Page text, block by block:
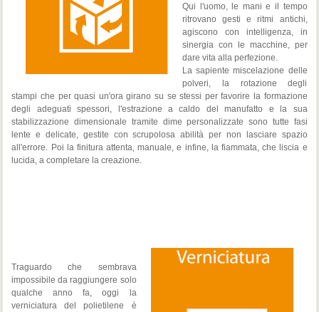
Qui l'uomo, le mani e il tempo
ritrovano gesti e ritmi antichi,
agiscono con intelligenza, in
sinergia con le macchine, per
dare vita alla perfezione.
La sapiente miscelazione delle
polveri, la rotazione degli
stampi che per quasi un'ora girano su se stessi per favorire la formazione
degli adeguati spessori, l'estrazione a caldo del manufatto e la sua
stabilizzazione dimensionale tramite dime personalizzate sono tutte fasi
lente e delicate, gestite con scrupolosa abilità per non lasciare spazio
all'errore. Poi la finitura attenta, manuale, e infine, la fiammata, che liscia e
lucida, a completare la creazione.
Traguardo che sembrava
impossibile da raggiungere solo
qualche anno fa, oggi la
verniciatura del polietilene è